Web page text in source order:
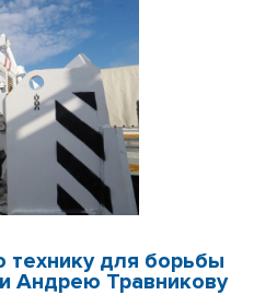
для борьбы
Андрею Травникову